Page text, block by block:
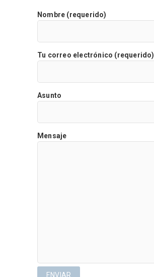
Nombre (requerido)
Tu correo electrónico (requerido)
Asunto
Mensaje